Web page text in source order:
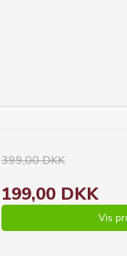
399,00 DKK
199,00 DKK
Vis